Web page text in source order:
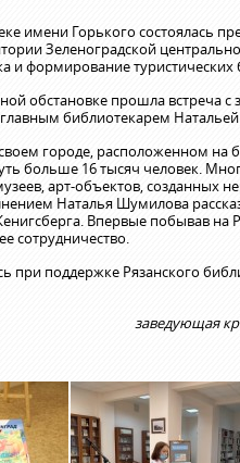
имени Горького состоялась
Зеленоградской
и формирование туристических
обстановке прошла встреча
библиотекарем
городе, расположенном на
больше 16 тысяч человек.
арт-объектов,
Наталья Шумилова
Впервые побывав на
сотрудничество.
при поддержке Рязанского
заведующая